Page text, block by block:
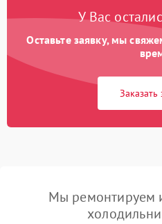
У Вас
Оставьте заявку, мы
Заказать
Мы ремонтируем